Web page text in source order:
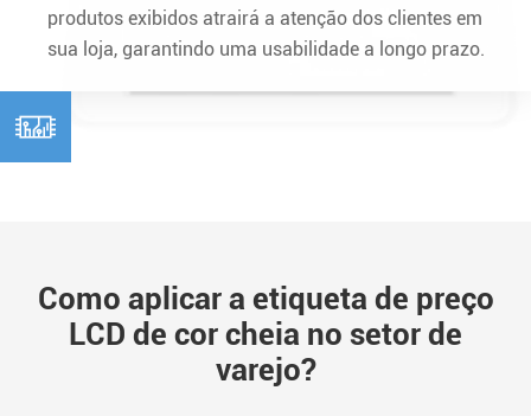
produtos exibidos atrairá a atenção dos clientes em
sua loja, garantindo uma usabilidade a longo prazo.

Como aplicar a etiqueta de preço
LCD de cor cheia no setor de
varejo?